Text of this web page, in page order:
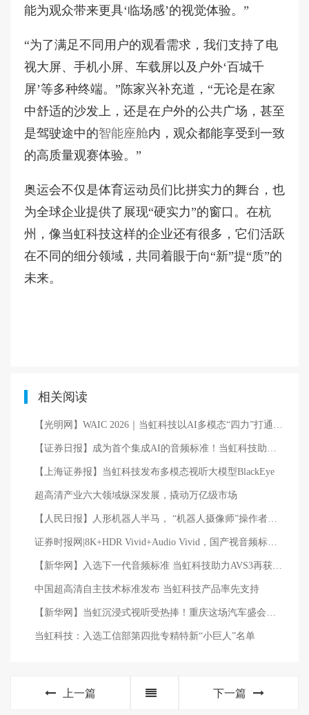
能为观众带来更具‘临场感’的视觉体验。”
“为了满足不同用户的观看需求，我们支持了电
视大屏、手机小屏、车载屏以及户外‘百城千
屏’等多种终端。”陈家兴补充道，“无论是在家
中舒适的沙发上，还是在户外的公共广场，甚至
是驾驶途中的智能座舱内，观众都能享受到一致
的高质量观赛体验。”
奥运会不仅是体育运动员们比拼实力的舞台，也
为全球企业提供了展现“硬实力”的窗口。在杭
州，像当虹科技这样的企业还有很多，它们活跃
在不同的细分领域，共同着眼于向“新”提“质”的
未来。
相关阅读
【光明网】WAIC 2026｜当虹科技以AI多模态“四力”打通虚实边界
【证券日报】成为首个集成AI的音频标准！当虹科技助力AVS3再获国际认可
【上海证券报】当虹科技发布多模态视听大模型BlackEye
超高清产业六大领域纵深发展，撬动万亿级市场
【人民日报】人形机器人半马， “机器人摄像师”操作者在1200公里之外
证券时报网|8K+HDR Vivid+Audio Vivid，国产视音频标准首次用于大运会直播
【新华网】入选下一代音频标准 当虹科技助力AVS3再获国际认可
中国超高清自主技术标准发布 当虹科技产品率先支持
【新华网】当虹沉浸式视听受热捧！重庆这场汽车盛会展出5D、多屏、黄金听音位等新科技
当虹科技：入选工信部第四批专精特新“小巨人”名单
上一篇 下一篇